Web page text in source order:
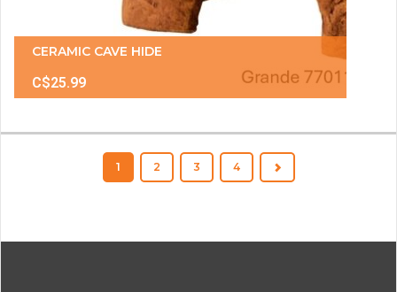
CERAMIC CAVE HIDE
C$25.99
1 2 3 4